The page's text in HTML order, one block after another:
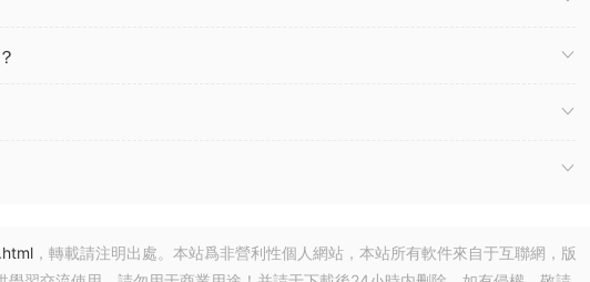
，轉載請注明出處。本站爲非營利性個人網站，本站所有軟件來自于互聯網，版